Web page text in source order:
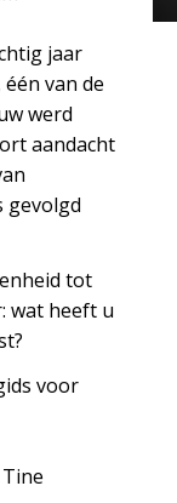
jaar
van de
werd
aandacht
gevolgd
tot
wat heeft u
voor